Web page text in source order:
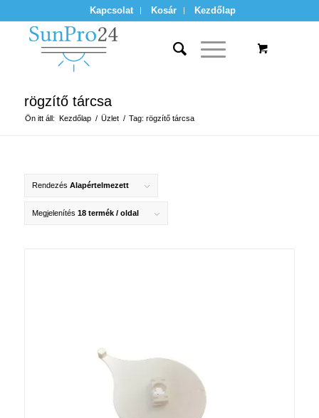
Kapcsolat Kosár Kezdőlap
rögzítő tárcsa
Ön itt áll: Kezdőlap / Üzlet / Tag: rögzítő tárcsa
Rendezés Alapértelmezett
Megjelenítés 18 termék / oldal